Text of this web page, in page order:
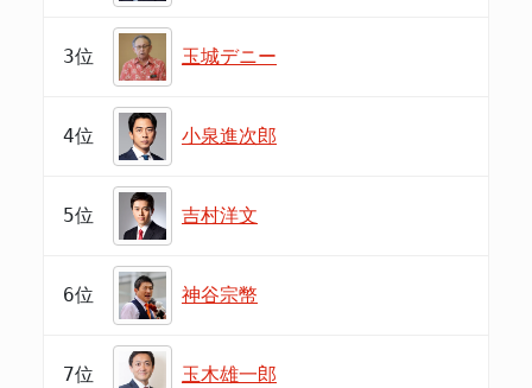
3位 玉城デニー
4位 小泉進次郎
5位 吉村洋文
6位 神谷宗幣
7位 玉木雄一郎